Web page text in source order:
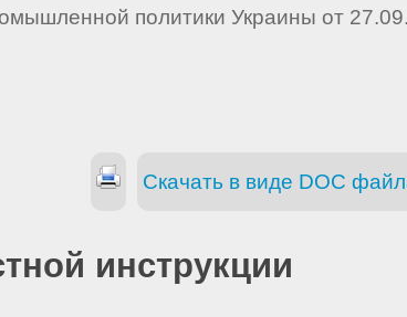
политики Украины от
Скачать в виде DOC
инструкции